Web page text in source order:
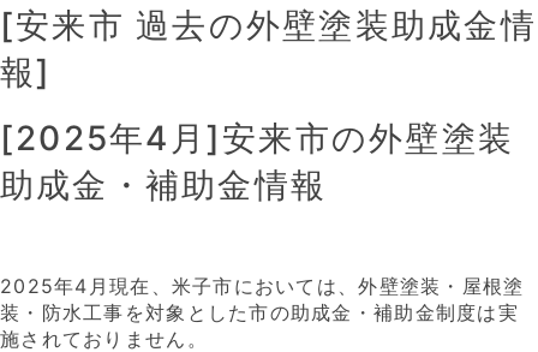
[安来市 過去の外壁塗装助成金情
報]
[2025年4月]安来市の外壁塗装
助成金・補助金情報
2025年4月現在、米子市においては、外壁塗装・屋根塗
装・防水工事を対象とした市の助成金・補助金制度は実
施されておりません。